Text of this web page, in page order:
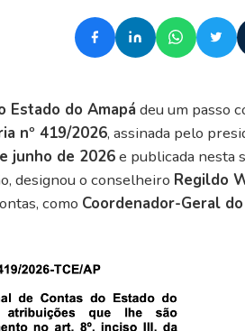
Estado do Amapá deu um passo
nº 419/2026, assinada pelo
junho de 2026e publicada nesta
designou o conselheiro Regildo
como Coordenador-Geral